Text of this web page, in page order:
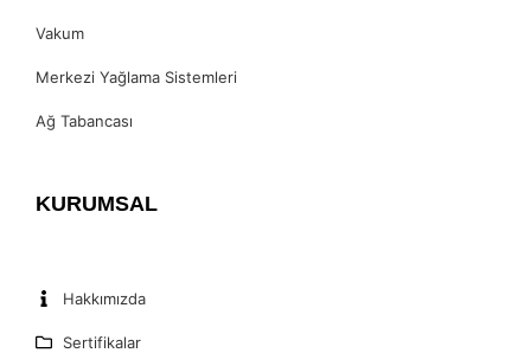
Vakum
Merkezi Yağlama Sistemleri
Ağ Tabancası
KURUMSAL
Hakkımızda
Sertifikalar